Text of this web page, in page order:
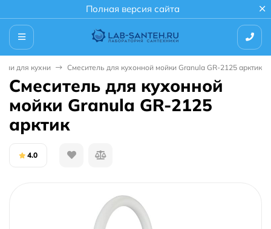
Полная версия сайта
для кухни Смеситель для кухонной мойки Granula GR-2125 арктик
Смеситель для кухонной
мойки Granula GR-2125
арктик
4.0